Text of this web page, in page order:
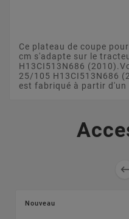
Ce plateau de coupe
cm s'adapte sur le
H13CI513N686
25/105 H13CI513N686
est fabriqué à partir
Nouveau